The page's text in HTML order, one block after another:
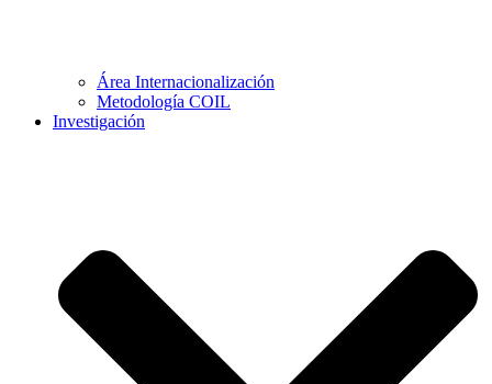
Área Internacionalización
Metodología COIL
Investigación